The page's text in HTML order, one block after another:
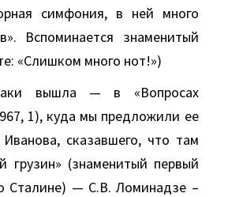
симфония, в ней много
Вспоминается знаменитый
«Слишком много нот!»)
вышла — в «Вопросах
1), куда мы предложили ее
сказавшего, что там
грузин» (знаменитый первый
Сталине) — С.В. Ломинадзе –